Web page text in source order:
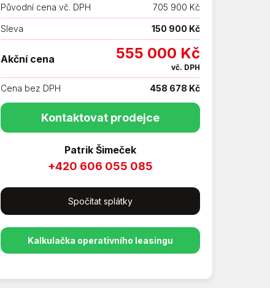
Původní cena vč. DPH 705 900 Kč
Sleva 150 900 Kč
Akční cena 555 000 Kč
vč. DPH
Cena bez DPH 458 678 Kč
Kontaktovat prodejce
Patrik Šimeček
+420 606 055 085
Spočítat splátky
Kalkulačka operativního leasingu